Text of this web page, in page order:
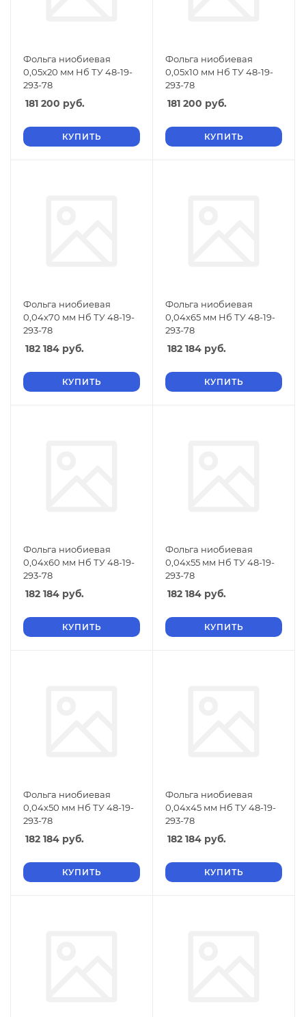
Фольга ниобиевая
0,05х20 мм Нб ТУ 48-19-
293-78
181 200 руб.
КУПИТЬ
Фольга ниобиевая
0,05х10 мм Нб ТУ 48-19-
293-78
181 200 руб.
КУПИТЬ
Фольга ниобиевая
0,04х70 мм Нб ТУ 48-19-
293-78
182 184 руб.
КУПИТЬ
Фольга ниобиевая
0,04х65 мм Нб ТУ 48-19-
293-78
182 184 руб.
КУПИТЬ
Фольга ниобиевая
0,04х60 мм Нб ТУ 48-19-
293-78
182 184 руб.
КУПИТЬ
Фольга ниобиевая
0,04х55 мм Нб ТУ 48-19-
293-78
182 184 руб.
КУПИТЬ
Фольга ниобиевая
0,04х50 мм Нб ТУ 48-19-
293-78
182 184 руб.
КУПИТЬ
Фольга ниобиевая
0,04х45 мм Нб ТУ 48-19-
293-78
182 184 руб.
КУПИТЬ